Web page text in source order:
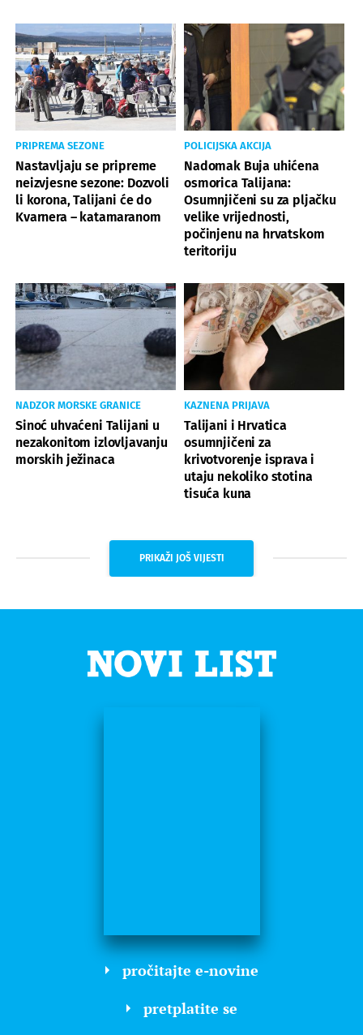
PRIPREMA SEZONE
Nastavljaju se pripreme
neizvjesne sezone: Dozvoli
li korona, Talijani će do
Kvarnera – katamaranom
POLICIJSKA AKCIJA
Nadomak Buja uhićena
osmorica Talijana:
Osumnjičeni su za pljačku
velike vrijednosti,
počinjenu na hrvatskom
teritoriju
NADZOR MORSKE GRANICE
Sinoć uhvaćeni Talijani u
nezakonitom izlovljavanju
morskih ježinaca
KAZNENA PRIJAVA
Talijani i Hrvatica
osumnjičeni za
krivotvorenje isprava i
utaju nekoliko stotina
tisuća kuna
PRIKAŽI JOŠ VIJESTI
pročitajte e-novine
pretplatite se